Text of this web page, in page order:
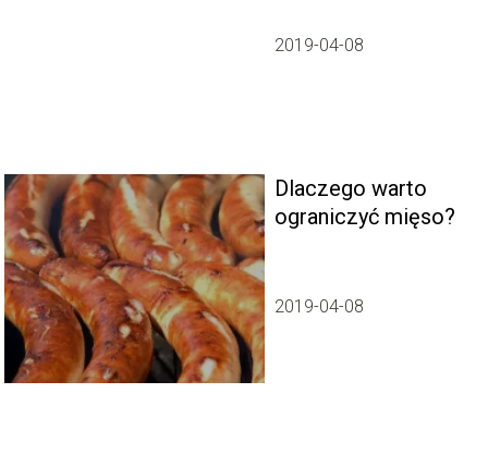
2019-04-08
Dlaczego warto
ograniczyć mięso?
2019-04-08